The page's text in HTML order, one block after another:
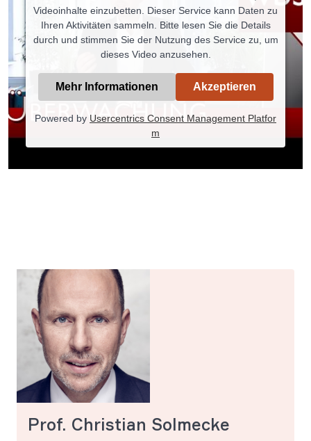
Videoinhalte einzubetten. Dieser Service kann Daten zu
Ihren Aktivitäten sammeln. Bitte lesen Sie die Details
durch und stimmen Sie der Nutzung des Service zu, um
dieses Video anzusehen.
Mehr Informationen Akzeptieren
Powered by Usercentrics Consent Management Platfor
m
Prof. Christian Solmecke